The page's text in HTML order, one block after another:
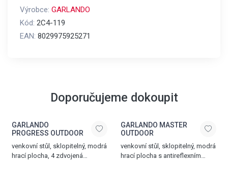
Výrobce: GARLANDO
Kód: 2C4-119
EAN: 8029975925271
Doporučujeme dokoupit
GARLANDO
PROGRESS OUTDOOR
venkovní stůl, sklopitelný, modrá
hrací plocha, 4 zdvojená
GARLANDO MASTER
OUTDOOR
venkovní stůl, sklopitelný, modrá
hrací plocha s antireflexním